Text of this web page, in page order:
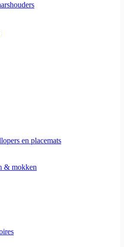
en placemats
& mokken